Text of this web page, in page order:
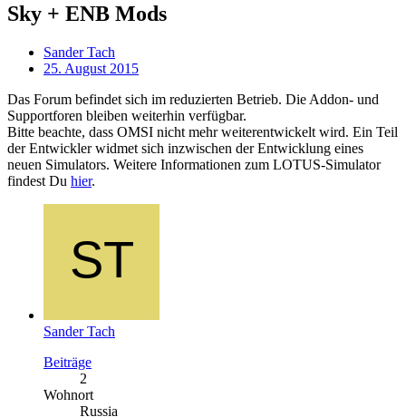
Sky + ENB Mods
Sander Tach
25. August 2015
Das Forum befindet sich im reduzierten Betrieb. Die Addon- und
Supportforen bleiben weiterhin verfügbar.
Bitte beachte, dass OMSI nicht mehr weiterentwickelt wird. Ein Teil
der Entwickler widmet sich inzwischen der Entwicklung eines
neuen Simulators. Weitere Informationen zum LOTUS-Simulator
findest Du hier.
Sander Tach
Beiträge
2
Wohnort
Russia